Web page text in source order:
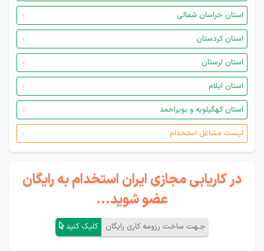
استان خراسان شمالی
استان کردستان
استان لرستان
استان ایلام
استان کهگیلویه و بویراحمد
لیست مشاغل استخدام
در کاریابی مجازی ایران استخدام به رایگان
عضو شوید...
جـهت ساخت رزومه کاری رایگان کلیک کنید